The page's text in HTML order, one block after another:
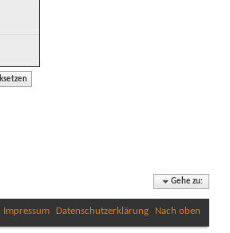
Gehe zu:
Impressum Datenschutzerklärung Nach oben